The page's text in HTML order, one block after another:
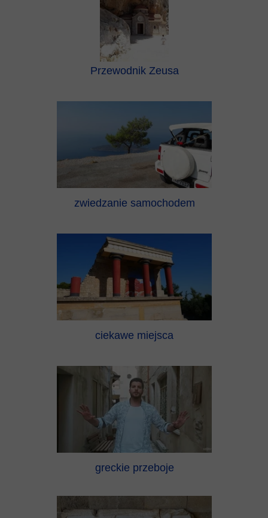
Przewodnik Zeusa
zwiedzanie samochodem
ciekawe miejsca
greckie przeboje